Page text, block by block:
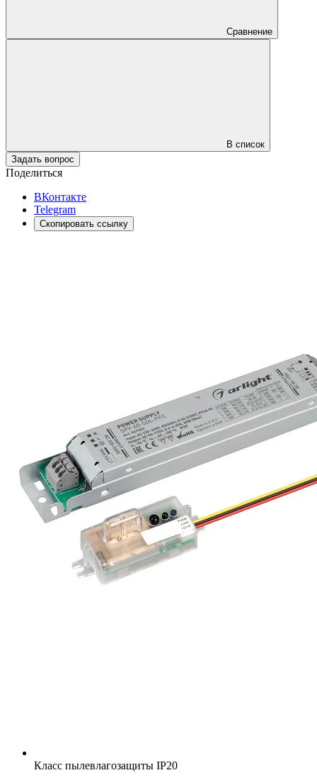
Сравнение
В список
Задать вопрос
Поделиться
ВКонтакте
Telegram
Скопировать ссылку
Класс пылевлагозащиты IP20